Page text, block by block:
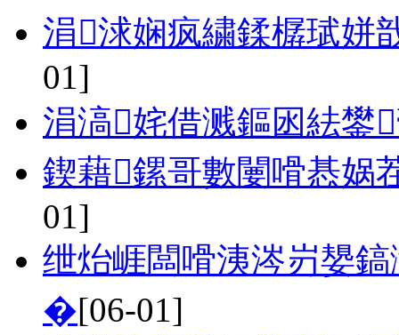
涓浗娴疯繍鍒樼珷姘
01]
涓滈姹借溅鏂囦紶鐢
鍥藉鏍哥數闄嗗惎娲
01]
绁炲崕闆嗗洟涔岃嫢
�[06-01]